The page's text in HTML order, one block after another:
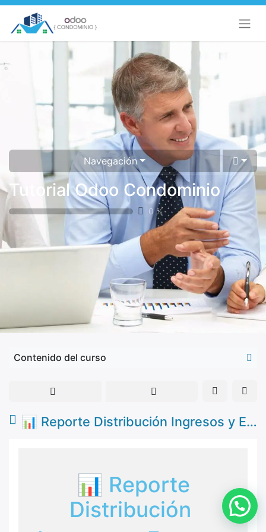
Navegación
Tutorial Odoo Condominio
0%
Contenido del curso
📊 Reporte Distribución Ingresos y Egresos (Prorrateo)
📊 Reporte
Distribución